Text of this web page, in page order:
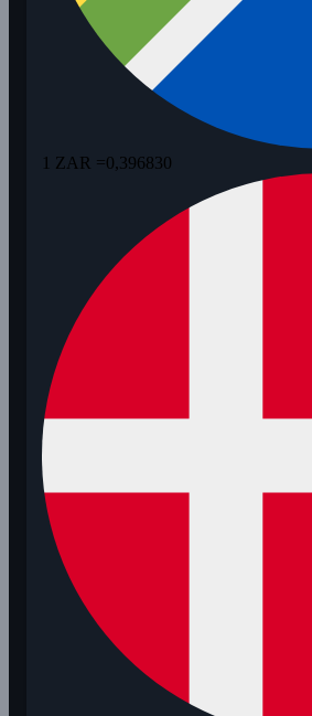
1 ZAR =0,396830